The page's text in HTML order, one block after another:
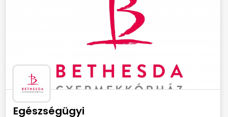
Egészségügyi